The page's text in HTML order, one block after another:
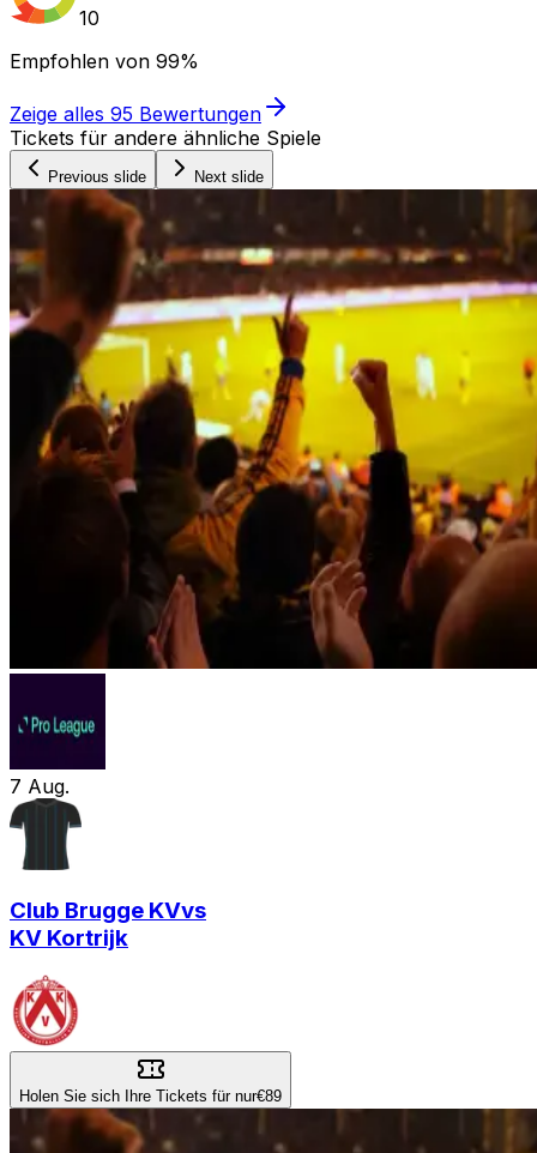
10
Empfohlen von 99%
Zeige alles 95 Bewertungen
Tickets für andere ähnliche Spiele
Previous slide Next slide
7 Aug.
Club Brugge KVvs
KV Kortrijk
Holen Sie sich Ihre Tickets für nur€89